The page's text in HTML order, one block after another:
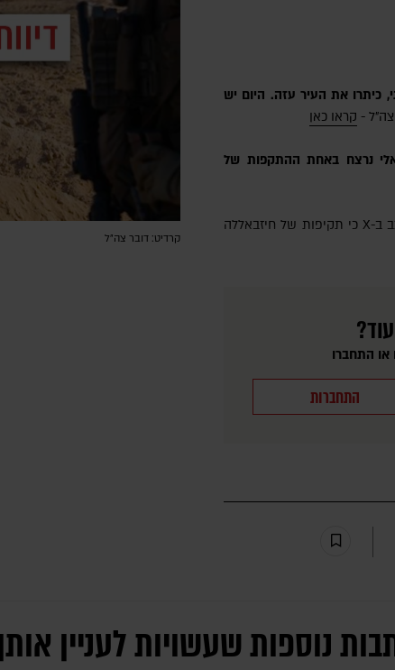
- קראו כאן
נרצח באחת ההתקפות של
התחברו
התחברות
קרדיט: דובר צה״ל
נוספות שעשויות לעניין